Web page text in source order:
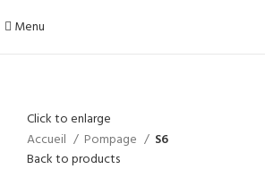
Menu
Click to enlarge
Accueil
Pompage
S6
Back to products